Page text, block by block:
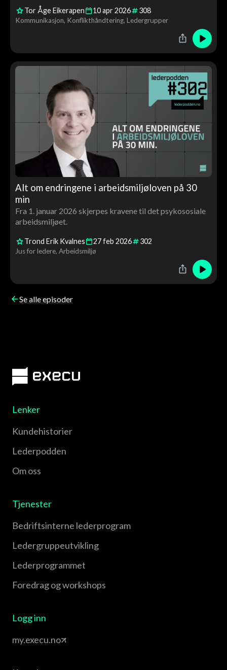
hvordan du tolker – og blir fortolket
Tor Åge Eikerapen 10apr2026 308
Kommunikasjon Konflikthåndtering Ledergrupper
Alt om endringene i arbeidsmiljøloven på 30
min
Fra 1. januar 2026 skjerpes kravene til det psykososiale
arbeidsmiljøet.
Trond Erik Kvalnes 27feb 2026 302
Jus for ledere Arbeidsmiljø
Se alle episoder
Lenker
Kundehistorier
Lederpodden
Om oss
Tjenester
Bedriftsinterne lederprogram
Leder­gruppe­utvikling
Leder­programmet
Foredrag og workshops
Logg inn
my.execu.no